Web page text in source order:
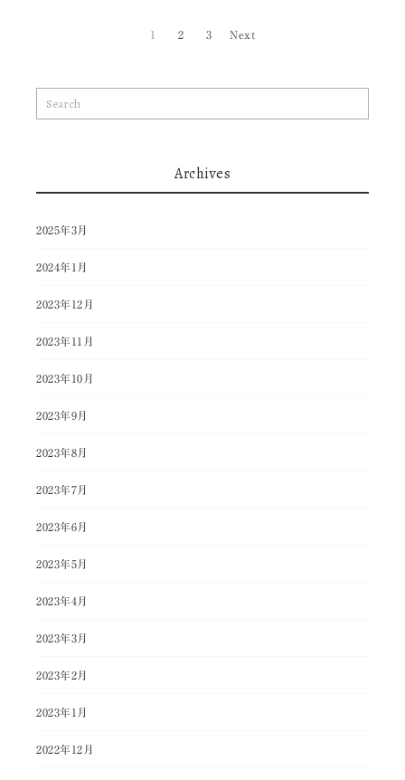
1 2 3 Next
Archives
2025年3月
2024年1月
2023年12月
2023年11月
2023年10月
2023年9月
2023年8月
2023年7月
2023年6月
2023年5月
2023年4月
2023年3月
2023年2月
2023年1月
2022年12月